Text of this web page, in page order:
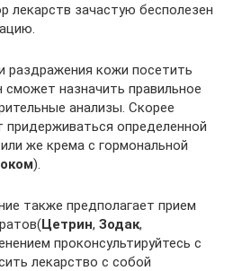
лекарств зачастую бесполезен
раздражения кожи посетить
назначить правильное
анализы. Скорее
определенной
же крема с гормональной
).
также предполагает прием
Цетрин, Зодак,
проконсультируйтесь с
лекарство с собой